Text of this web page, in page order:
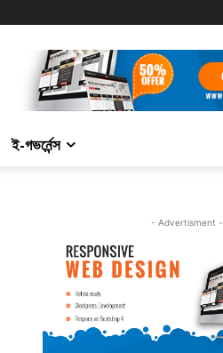
ই-গভর্নেন্স
- Advertisment -